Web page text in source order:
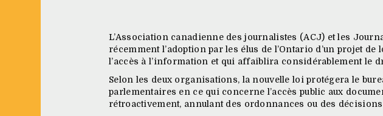
L’Association canadienne des journalistes (ACJ) et les
récemment l’adoption par les élus de l’Ontario d’un projet
l’accès à l’information et qui affaiblira considérablement le
Selon les deux organisations, la nouvelle loi protégera le
parlementaires en ce qui concerne l’accès public aux
rétroactivement, annulant des ordonnances ou des